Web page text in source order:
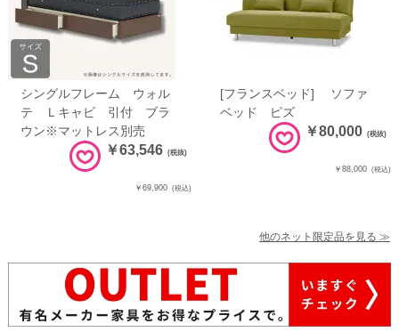
シングルフレーム ウォル
テ Ｌキャビ 引付 ブラ
ウン※マットレス別売
￥63,546 (税抜)
￥69,900 (税込)
[フランスベッド] ソファ
ベッド ピズ
￥80,000 (税抜)
￥88,000 (税込)
他のネット限定品を見る ≫